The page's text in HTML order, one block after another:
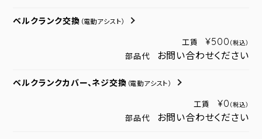
ベルクランク交換 （電動アシスト）
工賃 ¥500 （税込）
部品代 お問い合わせください
ベルクランクカバー、ネジ交換 （電動アシスト）
工賃 ¥0 （税込）
部品代 お問い合わせください